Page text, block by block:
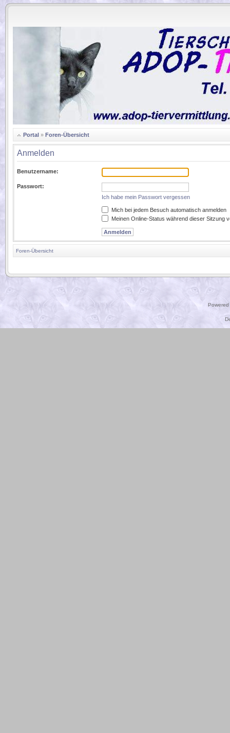
.
Portal » Foren-Übersicht
Anmelden
Benutzername:
Passwort:
Ich habe mein Passwort vergessen
Mich bei jedem Besuch automatisch anmelden
Meinen Online-Status während dieser Sitzung
Foren-Übersicht
.